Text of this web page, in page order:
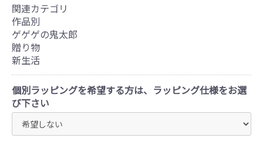
関連カテゴリ
作品別
ゲゲゲの鬼太郎
贈り物
新生活
個別ラッピングを希望する方は、ラッピング仕様をお選
び下さい